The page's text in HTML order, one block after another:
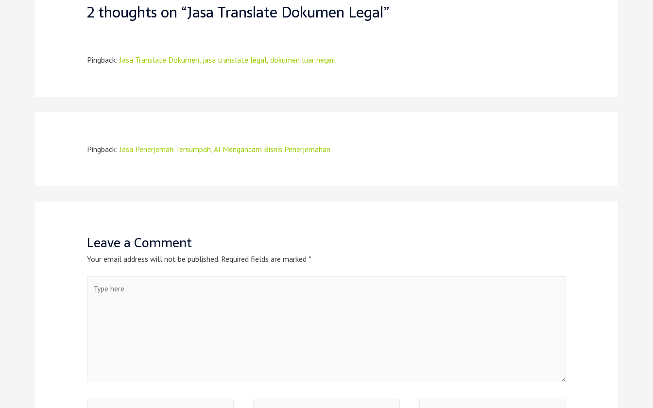
2 thoughts on “Jasa Translate Dokumen Legal”
Pingback:Jasa Translate Dokumen, jasa translate legal, dokumen luar negeri
Pingback:Jasa Penerjemah Tersumpah, AI Mengancam Bisnis Penerjemahan
Leave a Comment
Your email address will not be published.Required fields are marked *